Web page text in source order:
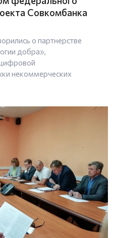
Совкомбанка
о партнерстве
добра»,
некоммерческих